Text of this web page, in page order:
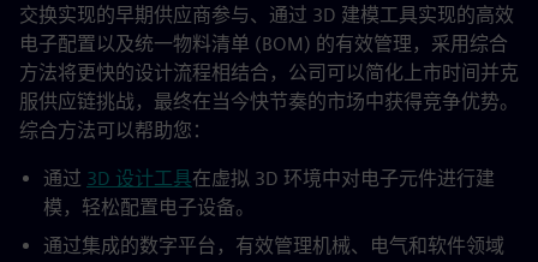
交换实现的早期供应商参与、通过 3D 建模工具实现的高效
电子配置以及统一物料清单 (BOM) 的有效管理，采用综合
方法将更快的设计流程相结合，公司可以简化上市时间并克
服供应链挑战，最终在当今快节奏的市场中获得竞争优势。
综合方法可以帮助您：
通过 3D 设计工具在虚拟 3D 环境中对电子元件进行建
模，轻松配置电子设备。
通过集成的数字平台，有效管理机械、电气和软件领域